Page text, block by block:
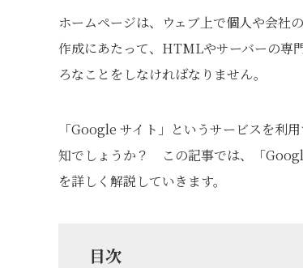
ホームページは、ウェブ上で個人や会社
作成にあたって、HTMLやサーバーの専
ろなことをしなければなりません。
「Google サイト」というサービスを利
知でしょうか？ この記事では、「
を詳しく解説していきます。
目次